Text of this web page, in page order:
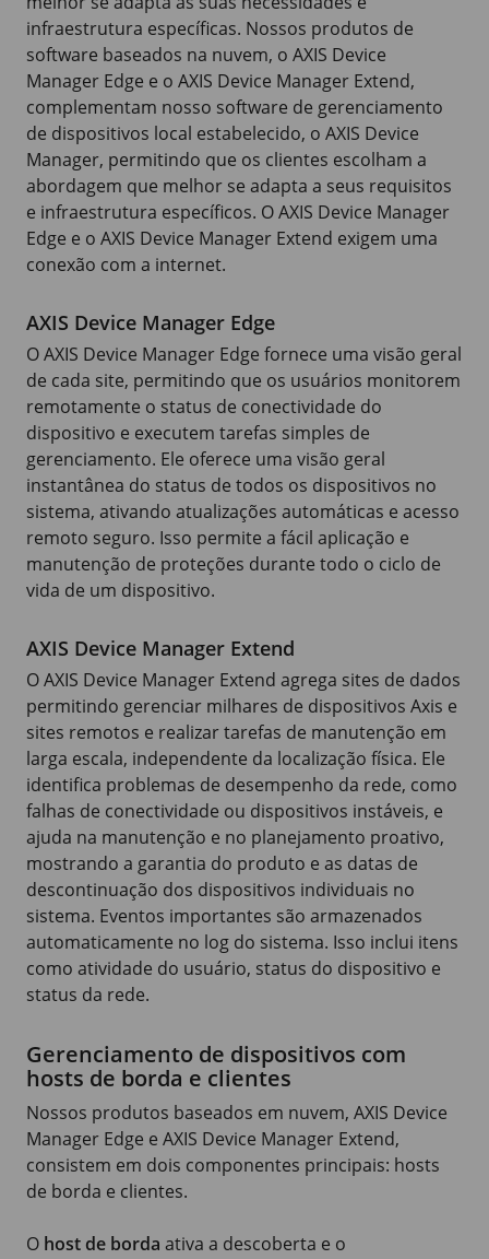
infraestrutura específicas. Nossos produtos de
software baseados na nuvem, o AXIS Device
Manager Edge e o AXIS Device Manager Extend,
complementam nosso software de gerenciamento
de dispositivos local estabelecido, o AXIS Device
Manager, permitindo que os clientes escolham a
abordagem que melhor se adapta a seus requisitos
e infraestrutura específicos. OAXIS Device Manager
Edge e o AXIS Device Manager Extend exigem uma
conexão com a internet.
AXIS Device Manager Edge
OAXIS Device Manager Edge fornece uma visão geral
de cada site, permitindo que os usuários monitorem
remotamente o status de conectividade do
dispositivo e executem tarefas simples de
gerenciamento. Ele oferece uma visão geral
instantânea do status de todos os dispositivos no
sistema, ativando atualizações automáticas e acesso
remoto seguro. Isso permite a fácil aplicação e
manutenção de proteções durante todo o ciclo de
vida de um dispositivo.
AXIS Device Manager Extend
OAXIS Device Manager Extend agrega sites de dados
permitindo gerenciar milhares de dispositivos Axis e
sites remotos e realizar tarefas de manutenção em
larga escala, independente da localização física. Ele
identifica problemas de desempenho da rede, como
falhas de conectividade ou dispositivos instáveis, e
ajuda na manutenção e no planejamento proativo,
mostrando a garantia do produto e as datas de
descontinuação dos dispositivos individuais no
sistema. Eventos importantes são armazenados
automaticamente no log do sistema. Isso inclui itens
como atividade do usuário, status do dispositivo e
status da rede.
Gerenciamento de dispositivos com
hosts de borda e clientes
Nossos produtos baseados em nuvem, AXIS Device
Manager Edge e AXIS Device Manager Extend,
consistem em dois componentes principais: hosts
de borda e clientes.
O host de borda ativa a descoberta e o